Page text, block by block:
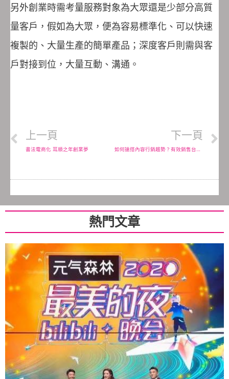
另外創業時需考量服務對象為大眾還是少部分高質
量客戶，假如為大眾，便為容易標準化、可以快速
複製的、大量生產的簡單產品；深度客戶則需與客
戶對接到位，大量互動、溝通。
上一頁
書法電商化 耳順之年創業夢
下一頁
熱門文章